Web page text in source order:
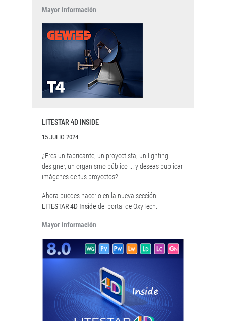
Mayor información
LITESTAR 4D INSIDE
15 JULIO 2024
¿Eres un fabricante, un proyectista, un lighting
designer, un organismo público ... y deseas publicar
imágenes de tus proyectos?
Ahora puedes hacerlo en la nueva sección
LITESTAR 4D Inside del portal de OxyTech.
Mayor información